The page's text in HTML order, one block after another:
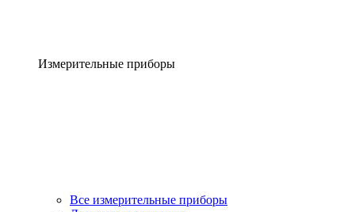
Измерительные приборы
Все измерительные приборы